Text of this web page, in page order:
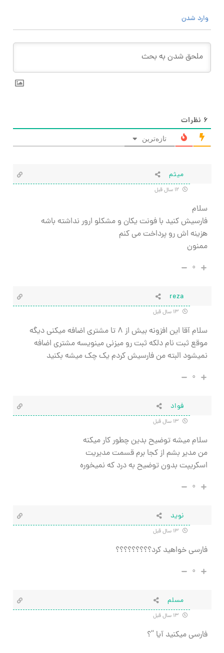
وارد شدن
۶ نظرات
تازه‌ترین
میثم
سلام
فارسیش کنید با فونت یکان و مشکلو ارور نداشته باشه
هزینه اش رو پرداخت می کنم
ممنون
۰
reza
سلام آقا این افزونه بیش از ۸ تا مشتری اضافه میکنی دیگه
موقع ثبت نام دلکه ثبت رو میزنی مینویسه مشتری اضافه
نمیشود البته من فارسیش کردم یک چک میشه بکنید
۰
فواد
سلام میشه توضیح بدین چطور کار میکنه
من مدیر بشم از کجا برم قسمت مدیریت
اسکریپت بدون توضیح به درد که نمیخوره
۰
نويد
فارسي خواهيد كرد؟؟؟؟؟؟؟؟؟
۰
مسلم
فارسی میکنید آیا “؟